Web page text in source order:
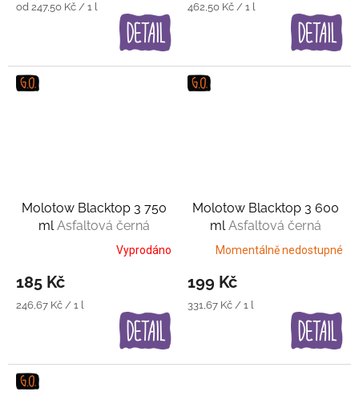
Měrná
od 247,50 Kč / 1 l
Měrná
462,50 Kč / 1 l
Molotow Blacktop 3 750
mlAsfaltová černá
Vyprodáno
185 Kč
Měrná
246,67 Kč / 1 l
Molotow Blacktop 3 600
mlAsfaltová černá
Momentálně nedostupné
199 Kč
Měrná
331,67 Kč / 1 l